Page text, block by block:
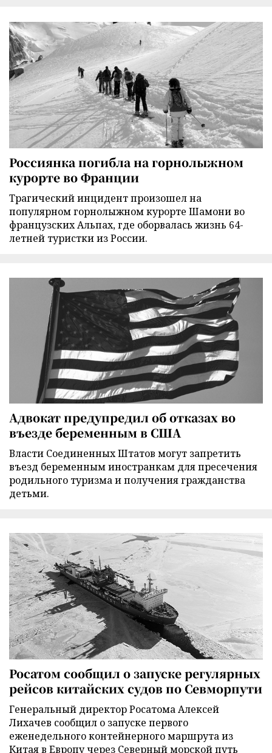
Россиянка погибла на горнолыжном
курорте во Франции
Трагический инцидент произошел на
популярном горнолыжном курорте Шамони во
французских Альпах, где оборвалась жизнь 64-
летней туристки из России.
Адвокат предупредил об отказах во
въезде беременным в США
Власти Соединенных Штатов могут запретить
въезд беременным иностранкам для пресечения
родильного туризма и получения гражданства
детьми.
Росатом сообщил о запуске регулярных
рейсов китайских судов по Севморпути
Генеральный директор Росатома Алексей
Лихачев сообщил о запуске первого
еженедельного контейнерного маршрута из
Китая в Европу через Северный морской путь